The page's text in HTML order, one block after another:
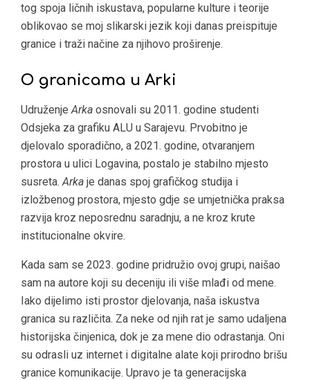
tog spoja ličnih iskustava, popularne kulture i teorije
oblikovao se moj slikarski jezik koji danas preispituje
granice i traži načine za njihovo proširenje.
O granicama u Arki
UdruženjeArka osnovali su 2011. godine studenti
Odsjeka za grafiku ALU u Sarajevu. Prvobitno je
djelovalo sporadično, a 2021. godine, otvaranjem
prostora u ulici Logavina, postalo je stabilno mjesto
susreta.Arka je danas spoj grafičkog studija i
izložbenog prostora, mjesto gdje se umjetnička praksa
razvija kroz neposrednu saradnju, a ne kroz krute
institucionalne okvire.
Kada sam se 2023. godine pridružio ovoj grupi, naišao
sam na autore koji su deceniju ili više mlađi od mene.
Iako dijelimo isti prostor djelovanja, naša iskustva
granica su različita. Za neke od njih rat je samo udaljena
historijska činjenica, dok je za mene dio odrastanja. Oni
su odrasli uz internet i digitalne alate koji prirodno brišu
granice komunikacije. Upravo je ta generacijska